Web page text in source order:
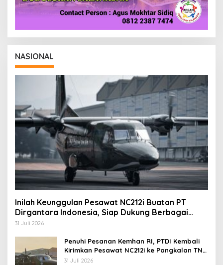
NASIONAL
Inilah Keunggulan Pesawat NC212i Buatan PT
Dirgantara Indonesia, Siap Dukung Berbagai
Operasi TNI
31 Juli 2026
Penuhi Pesanan Kemhan RI, PTDI Kembali
Kirimkan Pesawat NC212i ke Pangkalan TNI
AU
31 Juli 2026